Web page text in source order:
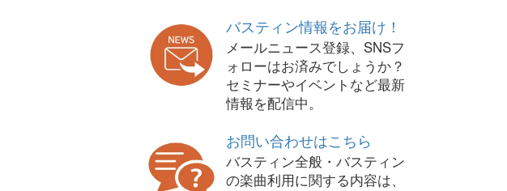
バスティン情報をお届け！
メールニュース登録、SNSフ
ォローはお済みでしょうか？
セミナーやイベントなど最新
情報を配信中。
お問い合わせはこちら
バスティン全般・バスティン
の楽曲利用に関する内容は、